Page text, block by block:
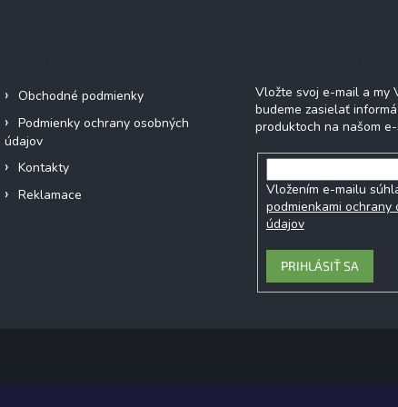
Obchodné podmienky
Podmienky ochrany osobných
údajov
Kontakty
Reklamace
Vložte svoj e-mail a my
budeme zasielať
produktoch na našom
Vložením e-mailu
podmienkami ochrany
údajov
PRIHLÁSIŤ SA